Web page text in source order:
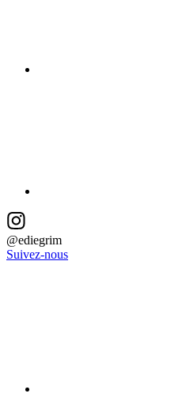
@ediegrim
Suivez-nous